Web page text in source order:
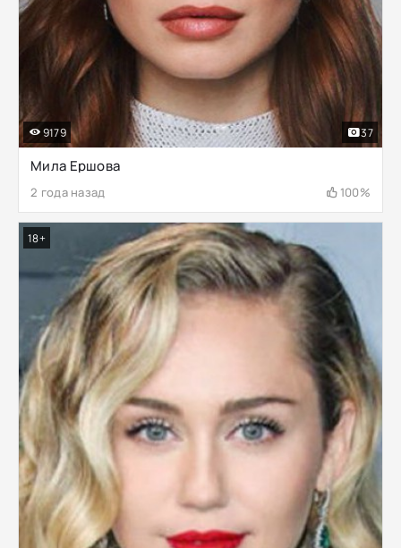
Мила Ершова
2 года назад 100%
9179 37
18+